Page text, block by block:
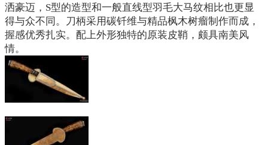
洒豪迈，S型的造型和一般直线型羽毛大马纹相比也更显
得与众不同。刀柄采用碳钎维与精品枫木树瘤制作而成，
握感优秀扎实。配上外形独特的原装皮鞘，颇具南美风
情。